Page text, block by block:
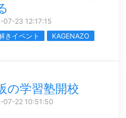
07-23 12:17:15
きイベント
KAGENAZO
の学習塾開校
07-22 10:51:50